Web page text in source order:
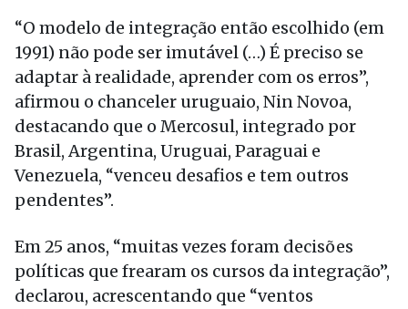
“O modelo de integração então escolhido (em
1991) não pode ser imutável (…) É preciso se
adaptar à realidade, aprender com os erros”,
afirmou o chanceler uruguaio, Nin Novoa,
destacando que o Mercosul, integrado por
Brasil, Argentina, Uruguai, Paraguai e
Venezuela, “venceu desafios e tem outros
pendentes”.
Em 25 anos, “muitas vezes foram decisões
políticas que frearam os cursos da integração”,
declarou, acrescentando que “ventos